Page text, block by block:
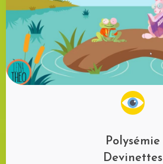
Polysémie
Devinettes